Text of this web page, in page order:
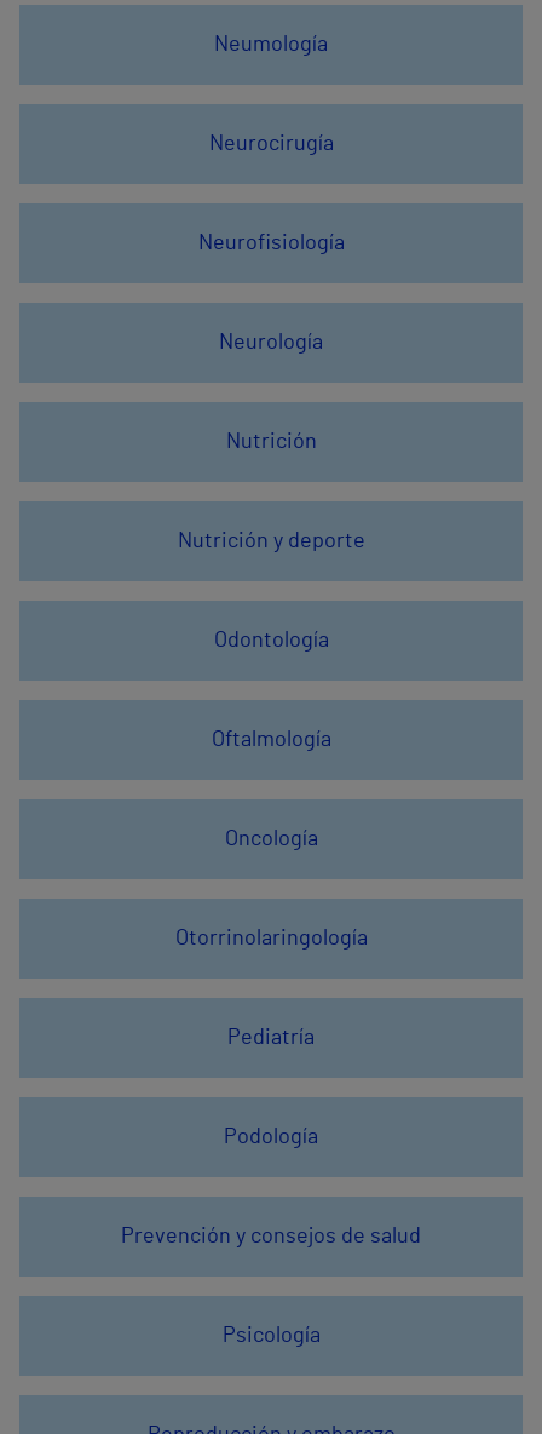
Neumología
Neurocirugía
Neurofisiología
Neurología
Nutrición
Nutrición y deporte
Odontología
Oftalmología
Oncología
Otorrinolaringología
Pediatría
Podología
Prevención y consejos de salud
Psicología